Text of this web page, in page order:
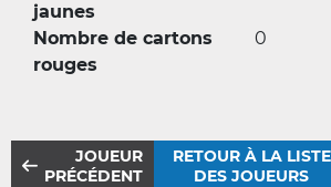
jaunes
Nombre de cartons
rouges
0
JOUEUR
PRÉCÉDENT
RETOUR À LA LISTE
DES JOUEURS